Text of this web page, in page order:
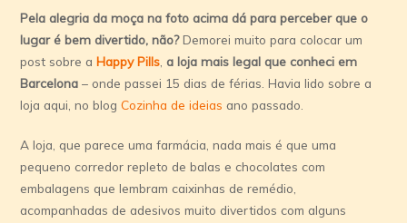
Pela alegria da moça na foto acima dá para perceber que o
lugar é bem divertido, não?Demorei muito para colocar um
post sobre aHappy Pills ,a loja mais legal que conheci em
Barcelona – onde passei 15 dias de férias. Havia lido sobre a
loja aqui, no blogCozinha de ideias ano passado.
A loja, que parece uma farmácia, nada mais é que uma
pequeno corredor repleto de balas e chocolates com
embalagens que lembram caixinhas de remédio,
acompanhadas de adesivos muito divertidos com alguns